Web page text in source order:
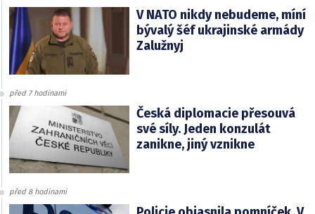
V NATO nikdy nebudeme, míní
bývalý šéf ukrajinské armády
Zalužnyj
před 7 hodinami
Česká diplomacie přesouvá
své síly. Jeden konzulát
zanikne, jiný vznikne
před 8 hodinami